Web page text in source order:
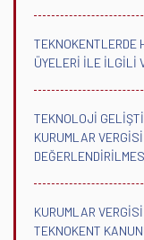
TEKNOKENTLERDE
ÜYELERİ İLE İLGİLİ
TEKNOLOJİ
KURUMLAR
KURUMLAR
TEKNOKENT